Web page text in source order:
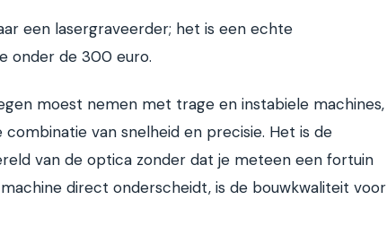
een lasergraveerder; het is een echte
onder de 300 euro.
moest nemen met trage en instabiele machines,
van snelheid en precisie. Het is de
van de optica zonder dat je meteen een fortuin
direct onderscheidt, is de bouwkwaliteit voor